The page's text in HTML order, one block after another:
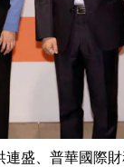
盛、普華國際